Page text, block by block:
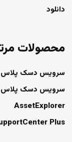
دانلود
محصولات
سرویس دسک پلاس Cloud
سرویس دسک پلاس MSP
AssetExplorer
Plus